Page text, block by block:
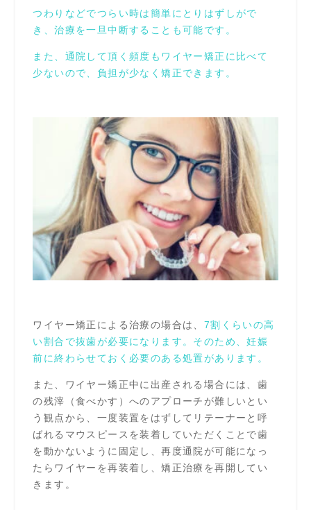
つわりなどでつらい時は簡単にとりはずしがで
き、治療を一旦中断することも可能です。
また、通院して頂く頻度もワイヤー矯正に比べて
少ないので、負担が少なく矯正できます。
ワイヤー矯正による治療の場合は、 7割くらいの高
い割合で抜歯が必要になります。そのため、妊娠
前に終わらせておく必要のある処置があります。
また、ワイヤー矯正中に出産される場合には、歯
の残滓（食べかす）へのアプローチが難しいとい
う観点から、一度装置をはずしてリテーナーと呼
ばれるマウスピースを装着していただくことで歯
を動かないように固定し、再度通院が可能になっ
たらワイヤーを再装着し、矯正治療を再開してい
きます。